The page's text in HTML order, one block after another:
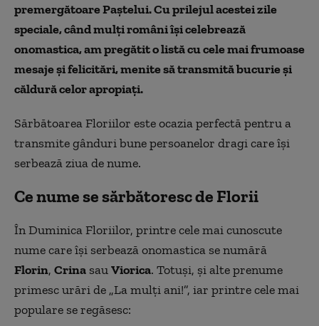
premergătoare Paștelui. Cu prilejul acestei zile
speciale, când mulți români își celebrează
onomastica, am pregătit o listă cu cele mai frumoase
mesaje și felicitări, menite să transmită bucurie și
căldură celor apropiați.
Sărbătoarea Floriilor este ocazia perfectă pentru a
transmite gânduri bune persoanelor dragi care își
serbează ziua de nume.
Ce nume se sărbătoresc de Florii
În Duminica Floriilor, printre cele mai cunoscute
nume care își serbează onomastica se numără
Florin, Crina sauViorica. Totuși, și alte prenume
primesc urări de „La mulți ani!”, iar printre cele mai
populare se regăsesc: